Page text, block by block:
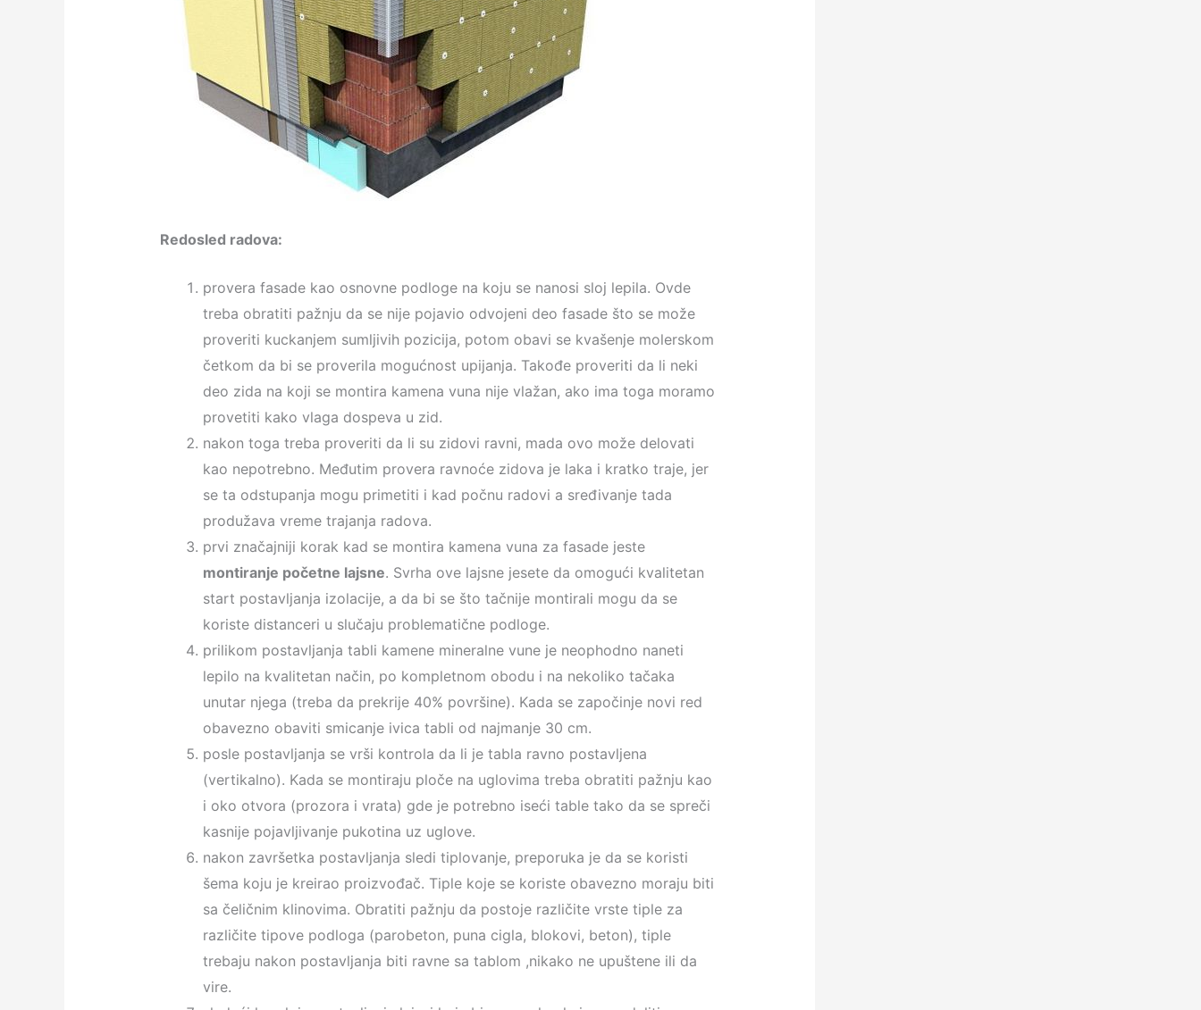
Redosled radova:
provera fasade kao osnovne podloge na koju se nanosi sloj lepila. Ovde
treba obratiti pažnju da se nije pojavio odvojeni deo fasade što se može
proveriti kuckanjem sumljivih pozicija, potom obavi se kvašenje molerskom
četkom da bi se proverila mogućnost upijanja. Takođe proveriti da li neki
deo zida na koji se montira kamena vuna nije vlažan, ako ima toga moramo
provetiti kako vlaga dospeva u zid.
nakon toga treba proveriti da li su zidovi ravni, mada ovo može delovati
kao nepotrebno. Međutim provera ravnoće zidova je laka i kratko traje, jer
se ta odstupanja mogu primetiti i kad počnu radovi a sređivanje tada
produžava vreme trajanja radova.
prvi značajniji korak kad se montira kamena vuna za fasade jeste
montiranje početne lajsne. Svrha ove lajsne jesete da omogući kvalitetan
start postavljanja izolacije, a da bi se što tačnije montirali mogu da se
koriste distanceri u slučaju problematične podloge.
prilikom postavljanja tabli kamene mineralne vune je neophodno naneti
lepilo na kvalitetan način, po kompletnom obodu i na nekoliko tačaka
unutar njega (treba da prekrije 40% površine). Kada se započinje novi red
obavezno obaviti smicanje ivica tabli od najmanje 30 cm.
posle postavljanja se vrši kontrola da li je tabla ravno postavljena
(vertikalno). Kada se montiraju ploče na uglovima treba obratiti pažnju kao
i oko otvora (prozora i vrata) gde je potrebno iseći table tako da se spreči
kasnije pojavljivanje pukotina uz uglove.
nakon završetka postavljanja sledi tiplovanje, preporuka je da se koristi
šema koju je kreirao proizvođač. Tiple koje se koriste obavezno moraju biti
sa čeličnim klinovima. Obratiti pažnju da postoje različite vrste tiple za
različite tipove podloga (parobeton, puna cigla, blokovi, beton), tiple
trebaju nakon postavljanja biti ravne sa tablom ,nikako ne upuštene ili da
vire.